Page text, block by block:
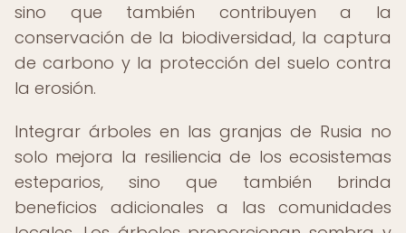
sino que también contribuyen a la
conservación de la biodiversidad, la captura
de carbono y la protección del suelo contra
la erosión.
Integrar árboles en las granjas de Rusia no
solo mejora la resiliencia de los ecosistemas
esteparios, sino que también brinda
beneficios adicionales a las comunidades